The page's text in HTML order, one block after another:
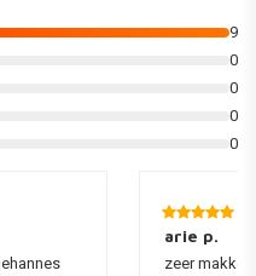
9
0
0
0
0
arie p.
zeer